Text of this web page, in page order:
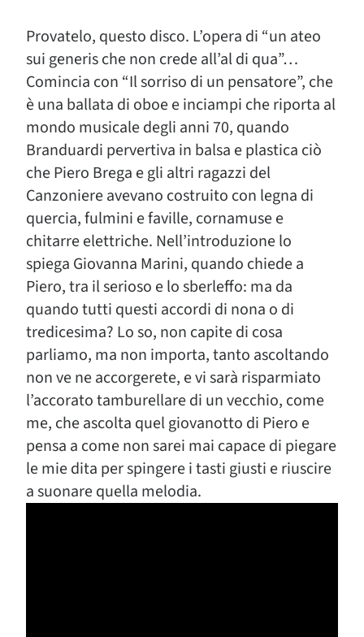
Provatelo, questo disco. L’opera di “un ateo
sui generis che non crede all’al di qua”…
Comincia con “Il sorriso di un pensatore”, che
è una ballata di oboe e inciampi che riporta al
mondo musicale degli anni 70, quando
Branduardi pervertiva in balsa e plastica ciò
che Piero Brega e gli altri ragazzi del
Canzoniere avevano costruito con legna di
quercia, fulmini e faville, cornamuse e
chitarre elettriche. Nell’introduzione lo
spiega Giovanna Marini, quando chiede a
Piero, tra il serioso e lo sberleffo: ma da
quando tutti questi accordi di nona o di
tredicesima? Lo so, non capite di cosa
parliamo, ma non importa, tanto ascoltando
non ve ne accorgerete, e vi sarà risparmiato
l’accorato tamburellare di un vecchio, come
me, che ascolta quel giovanotto di Piero e
pensa a come non sarei mai capace di piegare
le mie dita per spingere i tasti giusti e riuscire
a suonare quella melodia.